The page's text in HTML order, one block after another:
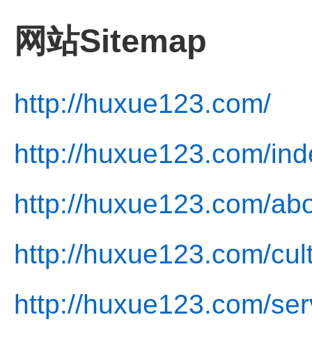
网站Sitemap
http://huxue123.com/
http://huxue123.com/
http://huxue123.com/
http://huxue123.com/
http://huxue123.com/